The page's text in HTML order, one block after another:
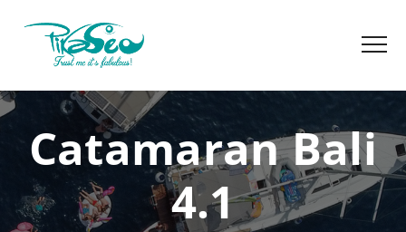
Catamaran Bali
4.1